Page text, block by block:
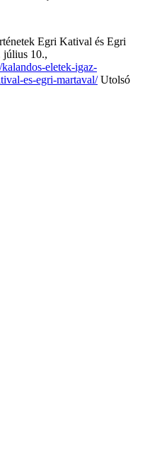
Egri Katival és Egri
július 10.,
eletek-igaz-
es-egri-martaval/Utolsó